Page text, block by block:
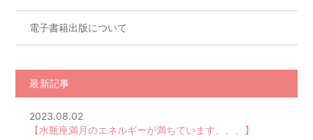
電子書籍出版について
最新記事
2023.08.02
【水瓶座満月のエネルギーが満ちています、、、】